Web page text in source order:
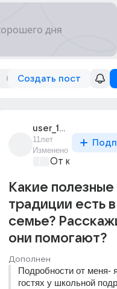
Создать пост
user_13088908
11лет
Изменено
От колыбели
Какие полезные
традиции есть
семье?
они помогают?
Дополнен
Подробности от меня-
гостях у школьной